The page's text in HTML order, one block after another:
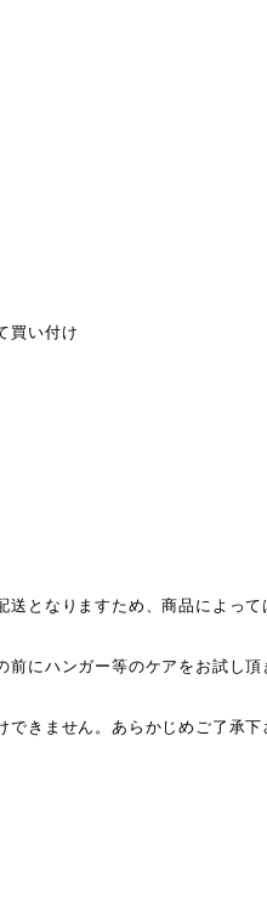
買い付け
送となりますため、商品によっ
にハンガー等のケアをお試し頂
きません。あらかじめご了承下